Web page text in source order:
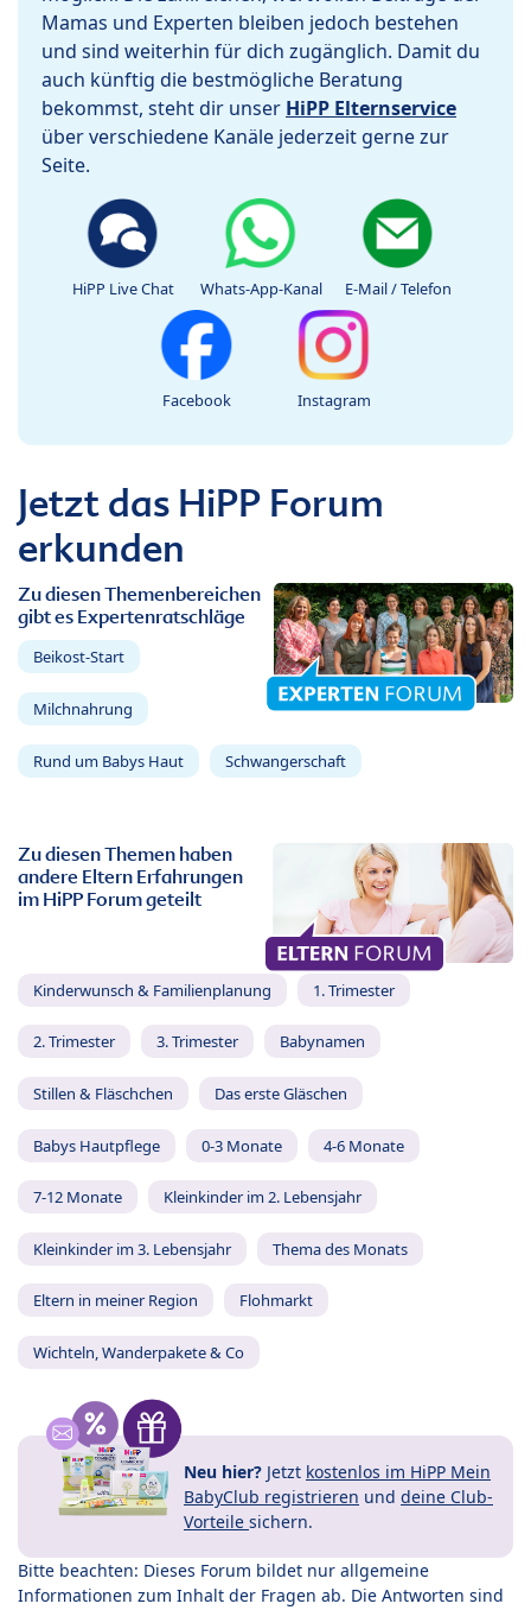
Mamas und Experten bleiben jedoch bestehen
und sind weiterhin für dich zugänglich. Damit du
auch künftig die bestmögliche Beratung
bekommst, steht dir unser HiPP Elternservice
über verschiedene Kanäle jederzeit gerne zur
Seite.
HiPP Live Chat Whats-App-Kanal E-Mail / Telefon
Facebook Instagram
Jetzt das HiPP Forum
erkunden
Zu diesen Themenbereichen
gibt es Expertenratschläge
Beikost-Start
Milchnahrung
Rund um Babys Haut Schwangerschaft
Zu diesen Themen haben
andere Eltern Erfahrungen
im HiPP Forum geteilt
Kinderwunsch & Familienplanung 1. Trimester
2. Trimester 3. Trimester Babynamen
Stillen & Fläschchen Das erste Gläschen
Babys Hautpflege 0-3 Monate 4-6 Monate
7-12 Monate Kleinkinder im 2. Lebensjahr
Kleinkinder im 3. Lebensjahr Thema des Monats
Eltern in meiner Region Flohmarkt
Wichteln, Wanderpakete & Co
Neu hier? Jetzt kostenlos im HiPP Mein
BabyClub registrieren und deine Club-
Vorteile sichern.
Bitte beachten: Dieses Forum bildet nur allgemeine
Informationen zum Inhalt der Fragen ab. Die Antworten sind